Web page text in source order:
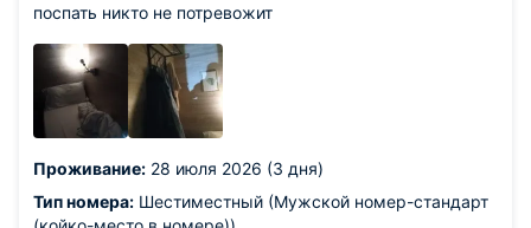
поспать никто не потревожит
Проживание: 28 июля 2026 (3 дня)
Тип номера: Шестиместный (Мужской номер-стандарт